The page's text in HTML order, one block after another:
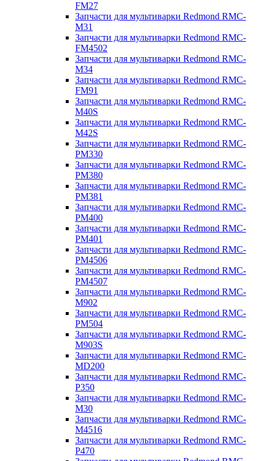
FM27
Запчасти для мультиварки Redmond RMC-
M31
Запчасти для мультиварки Redmond RMC-
FM4502
Запчасти для мультиварки Redmond RMC-
M34
Запчасти для мультиварки Redmond RMC-
FM91
Запчасти для мультиварки Redmond RMC-
M40S
Запчасти для мультиварки Redmond RMC-
M42S
Запчасти для мультиварки Redmond RMC-
PM330
Запчасти для мультиварки Redmond RMC-
PM380
Запчасти для мультиварки Redmond RMC-
PM381
Запчасти для мультиварки Redmond RMC-
PM400
Запчасти для мультиварки Redmond RMC-
PM401
Запчасти для мультиварки Redmond RMC-
PM4506
Запчасти для мультиварки Redmond RMC-
PM4507
Запчасти для мультиварки Redmond RMC-
M902
Запчасти для мультиварки Redmond RMC-
PM504
Запчасти для мультиварки Redmond RMC-
M903S
Запчасти для мультиварки Redmond RMC-
MD200
Запчасти для мультиварки Redmond RMC-
P350
Запчасти для мультиварки Redmond RMC-
M30
Запчасти для мультиварки Redmond RMC-
M4516
Запчасти для мультиварки Redmond RMC-
P470